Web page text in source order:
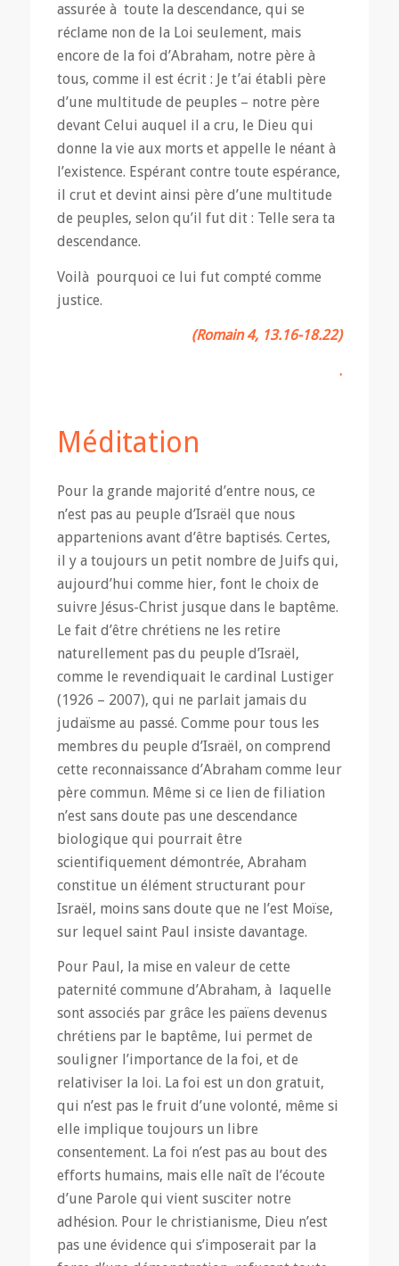
assurée à toute la descendance, qui se
réclame non de la Loi seulement, mais
encore de la foi d’Abraham, notre père à
tous, comme il est écrit : Je t’ai établi père
d’une multitude de peuples – notre père
devant Celui auquel il a cru, le Dieu qui
donne la vie aux morts et appelle le néant à
l’existence. Espérant contre toute espérance,
il crut et devint ainsi père d’une multitude
de peuples, selon qu’il fut dit : Telle sera ta
descendance.
Voilà pourquoi ce lui fut compté comme
justice.
(Romain 4, 13.16-18.22)
.
Méditation
Pour la grande majorité d’entre nous, ce
n’est pas au peuple d’Israël que nous
appartenions avant d’être baptisés. Certes,
il y a toujours un petit nombre de Juifs qui,
aujourd’hui comme hier, font le choix de
suivre Jésus-Christ jusque dans le baptême.
Le fait d’être chrétiens ne les retire
naturellement pas du peuple d’Israël,
comme le revendiquait le cardinal Lustiger
(1926 – 2007), qui ne parlait jamais du
judaïsme au passé. Comme pour tous les
membres du peuple d’Israël, on comprend
cette reconnaissance d’Abraham comme leur
père commun. Même si ce lien de filiation
n’est sans doute pas une descendance
biologique qui pourrait être
scientifiquement démontrée, Abraham
constitue un élément structurant pour
Israël, moins sans doute que ne l’est Moïse,
sur lequel saint Paul insiste davantage.
Pour Paul, la mise en valeur de cette
paternité commune d’Abraham, à laquelle
sont associés par grâce les païens devenus
chrétiens par le baptême, lui permet de
souligner l’importance de la foi, et de
relativiser la loi. La foi est un don gratuit,
qui n’est pas le fruit d’une volonté, même si
elle implique toujours un libre
consentement. La foi n’est pas au bout des
efforts humains, mais elle naît de l’écoute
d’une Parole qui vient susciter notre
adhésion. Pour le christianisme, Dieu n’est
pas une évidence qui s’imposerait par la